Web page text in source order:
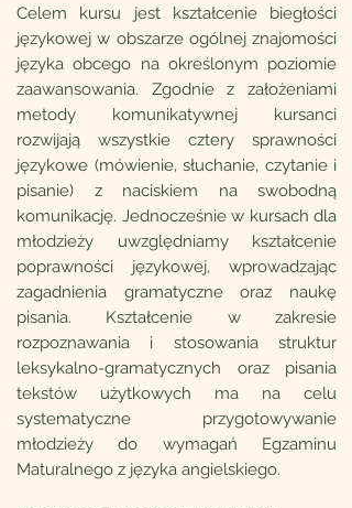
Celem kursu jest kształcenie biegłości
językowej w obszarze ogólnej znajomości
języka obcego na określonym poziomie
zaawansowania. Zgodnie z założeniami
metody komunikatywnej kursanci
rozwijają wszystkie cztery sprawności
językowe (mówienie, słuchanie, czytanie i
pisanie) z naciskiem na swobodną
komunikację. Jednocześnie w kursach dla
młodzieży uwzględniamy kształcenie
poprawności językowej, wprowadzając
zagadnienia gramatyczne oraz naukę
pisania. Kształcenie w zakresie
rozpoznawania i stosowania struktur
leksykalno-gramatycznych oraz pisania
tekstów użytkowych ma na celu
systematyczne przygotowywanie
młodzieży do wymagań Egzaminu
Maturalnego z języka angielskiego.